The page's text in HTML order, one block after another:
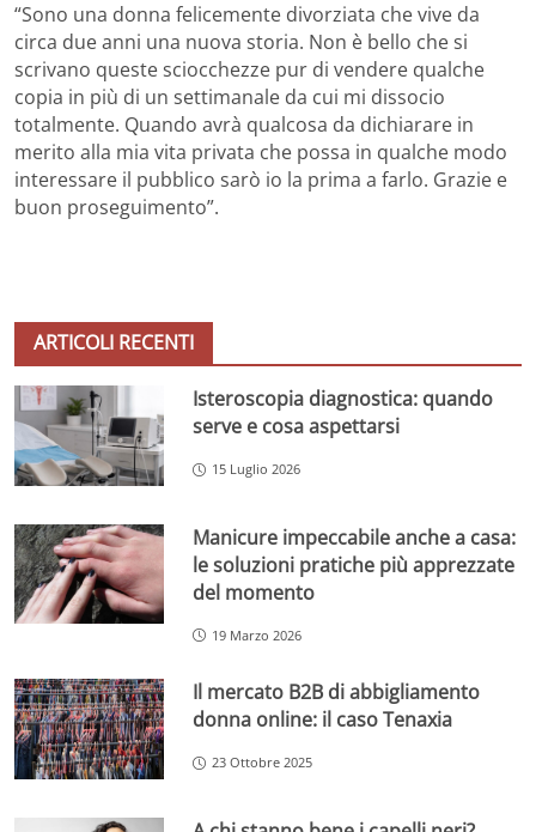
“Sono una donna felicemente divorziata che vive da
circa due anni una nuova storia. Non è bello che si
scrivano queste sciocchezze pur di vendere qualche
copia in più di un settimanale da cui mi dissocio
totalmente. Quando avrà qualcosa da dichiarare in
merito alla mia vita privata che possa in qualche modo
interessare il pubblico sarò io la prima a farlo. Grazie e
buon proseguimento”.
ARTICOLI RECENTI
Isteroscopia diagnostica: quando
serve e cosa aspettarsi
15 Luglio 2026
Manicure impeccabile anche a casa:
le soluzioni pratiche più apprezzate
del momento
19 Marzo 2026
Il mercato B2B di abbigliamento
donna online: il caso Tenaxia
23 Ottobre 2025